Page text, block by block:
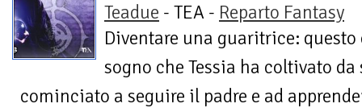
Teadue - TEA - Reparto Fantasy
Diventare una guaritrice: questo
sogno che Tessia ha coltivato
cominciato a seguire il padre e ad